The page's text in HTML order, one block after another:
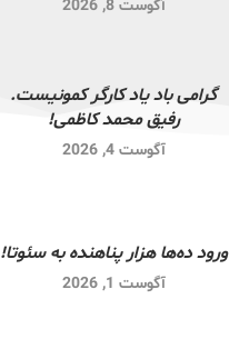
آگوست 8, 2026
گرامی باد یاد کارگر کمونیست.
رفیق محمد کاظمی!
آگوست 4, 2026
ورود ده‌ها هزار پناهنده به سئوتا!
آگوست 1, 2026